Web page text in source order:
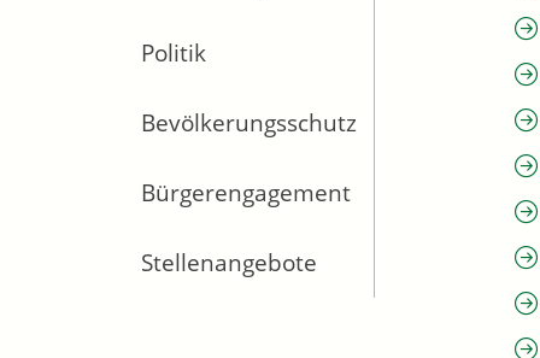
Politik
Bevölkerungsschutz
Bürgerengagement
Stellenangebote